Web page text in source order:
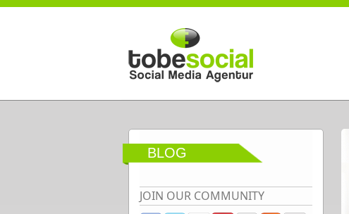
Direkt zum Inhalt
BLOG
JOIN OUR COMMUNITY